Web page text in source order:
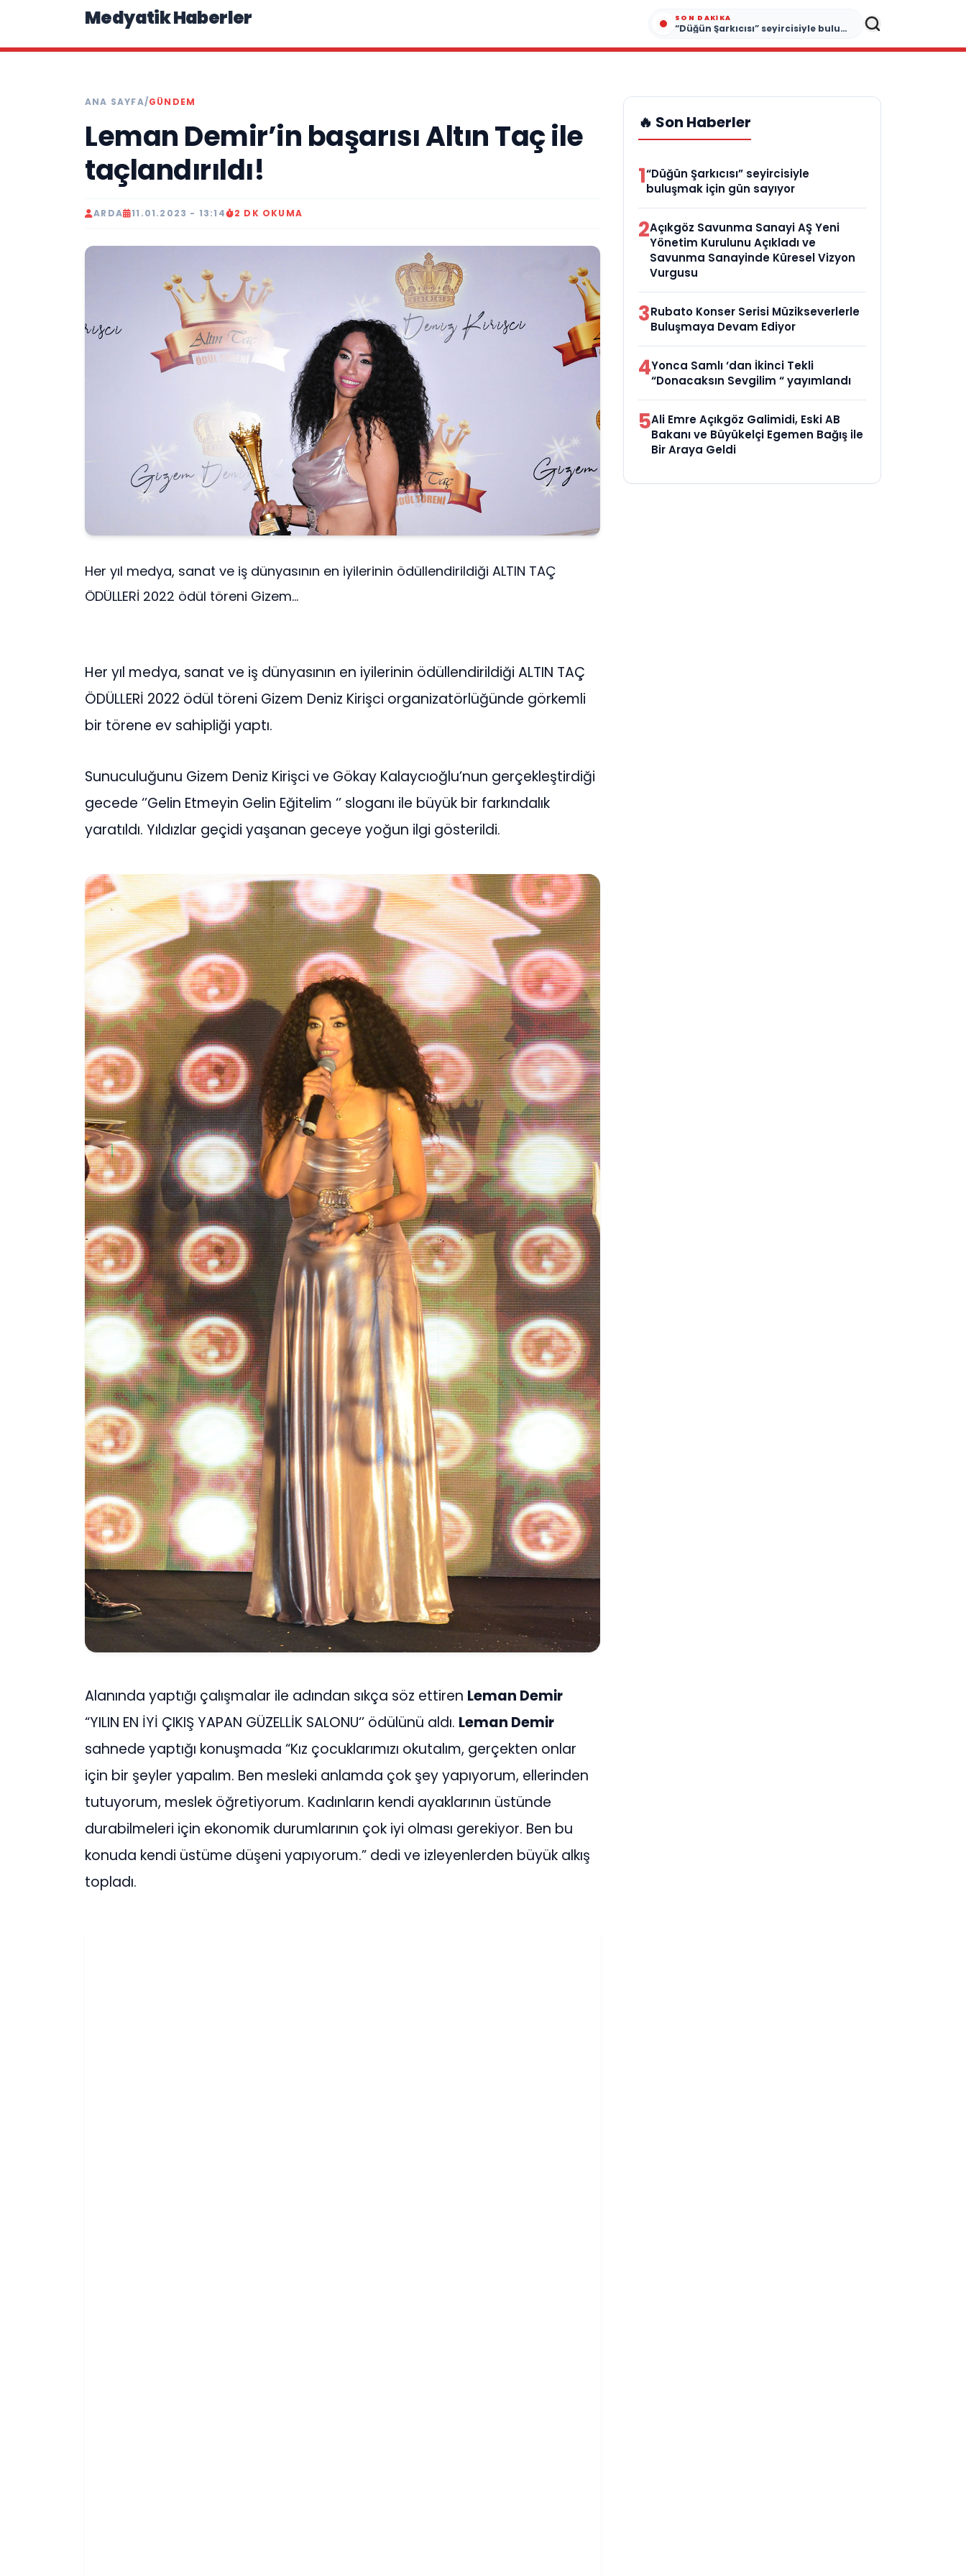
Medyatik Haberler SON DAKIKA
“Düğün Şarkıcısı” seyircisiyle buluşmak için gün sayıyor
ANA SAYFA/GÜNDEM
Leman Demir’in başarısı Altın Taç ile
taçlandırıldı!
ARDA 11.01.2023 - 13:14 2 DK OKUMA
Her yıl medya, sanat ve iş dünyasının en iyilerinin ödüllendirildiği ALTIN TAÇ
ÖDÜLLERİ 2022 ödül töreni Gizem...
Her yıl medya, sanat ve iş dünyasının en iyilerinin ödüllendirildiği ALTIN TAÇ
ÖDÜLLERİ 2022 ödül töreni Gizem Deniz Kirişci organizatörlüğünde görkemli
bir törene ev sahipliği yaptı.
Sunuculuğunu Gizem Deniz Kirişci ve Gökay Kalaycıoğlu’nun gerçekleştirdiği
gecede ‘’Gelin Etmeyin Gelin Eğitelim ‘’ sloganı ile büyük bir farkındalık
yaratıldı. Yıldızlar geçidi yaşanan geceye yoğun ilgi gösterildi.
Alanında yaptığı çalışmalar ile adından sıkça söz ettiren Leman Demir
“YILIN EN İYİ ÇIKIŞ YAPAN GÜZELLİK SALONU‘’ ödülünü aldı. Leman Demir
sahnede yaptığı konuşmada “Kız çocuklarımızı okutalım, gerçekten onlar
için bir şeyler yapalım. Ben mesleki anlamda çok şey yapıyorum, ellerinden
tutuyorum, meslek öğretiyorum. Kadınların kendi ayaklarının üstünde
durabilmeleri için ekonomik durumlarının çok iyi olması gerekiyor. Ben bu
konuda kendi üstüme düşeni yapıyorum.” dedi ve izleyenlerden büyük alkış
topladı.
🔥 Son Haberler
1“Düğün Şarkıcısı” seyircisiyle
buluşmak için gün sayıyor
2Açıkgöz Savunma Sanayi AŞ Yeni
Yönetim Kurulunu Açıkladı ve
Savunma Sanayinde Küresel Vizyon
Vurgusu
3Rubato Konser Serisi Müzikseverlerle
Buluşmaya Devam Ediyor
4Yonca Samlı ‘dan İkinci Tekli
“Donacaksın Sevgilim “ yayımlandı
5Ali Emre Açıkgöz Galimidi, Eski AB
Bakanı ve Büyükelçi Egemen Bağış ile
Bir Araya Geldi